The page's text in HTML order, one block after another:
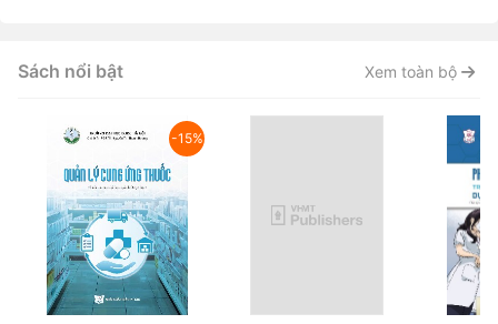
Sách nổi bật Xem toàn bộ
-15%